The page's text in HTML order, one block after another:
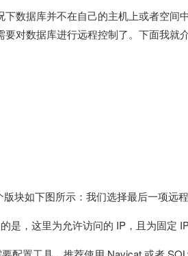
数据库并不在自己的主机上或者空间
对数据库进行远程控制了。下面我就
块如下图所示：我们选择最后一项远
是，这里为允许访问的 IP，且为固定 IP